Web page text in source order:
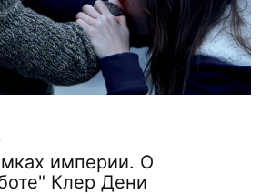
империи. О
Клер Дени